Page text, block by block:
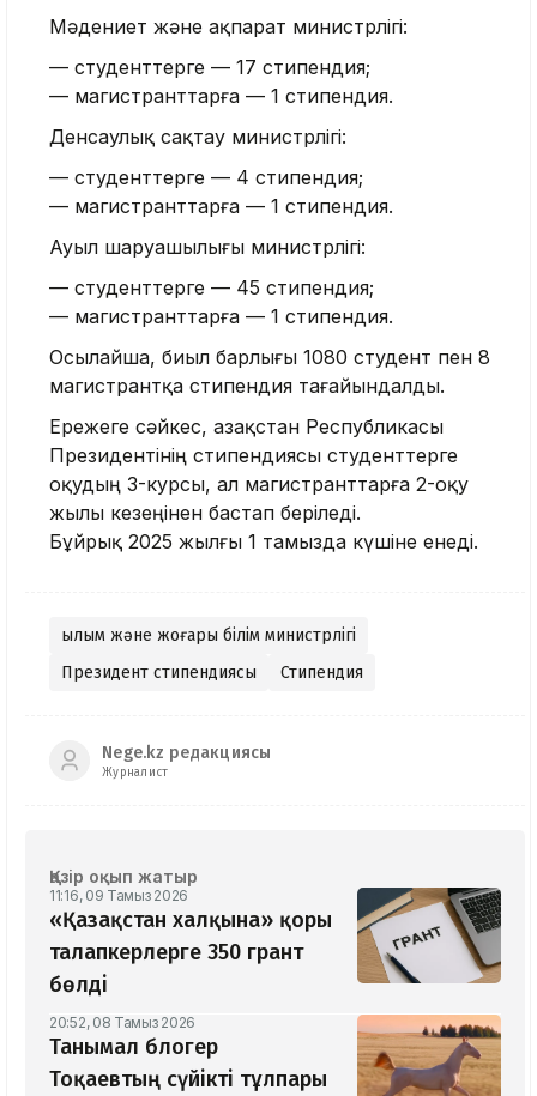
Мәдениет және ақпарат министрлігі:
— студенттерге — 17 стипендия;
— магистранттарға — 1 стипендия.
Денсаулық сақтау министрлігі:
— студенттерге — 4 стипендия;
— магистранттарға — 1 стипендия.
Ауыл шаруашылығы министрлігі:
— студенттерге — 45 стипендия;
— магистранттарға — 1 стипендия.
Осылайша, биыл барлығы 1080 студент пен 8
магистрантқа стипендия тағайындалды.
Ережеге сәйкес, Қазақстан Республикасы
Президентінің стипендиясы студенттерге
оқудың 3-курсы, ал магистранттарға 2-оқу
жылы кезеңінен бастап беріледі.
Бұйрық 2025 жылғы 1 тамызда күшіне енеді.
Ғылым және жоғары білім министрлігі
Президент стипендиясы
Стипендия
Nege.kz редакциясы
Журналист
Қазір оқып жатыр
11:16, 09 Тамыз 2026
«Қазақстан халқына» қоры
талапкерлерге 350 грант
бөлді
20:52, 08 Тамыз 2026
Танымал блогер
Тоқаевтың сүйікті тұлпары